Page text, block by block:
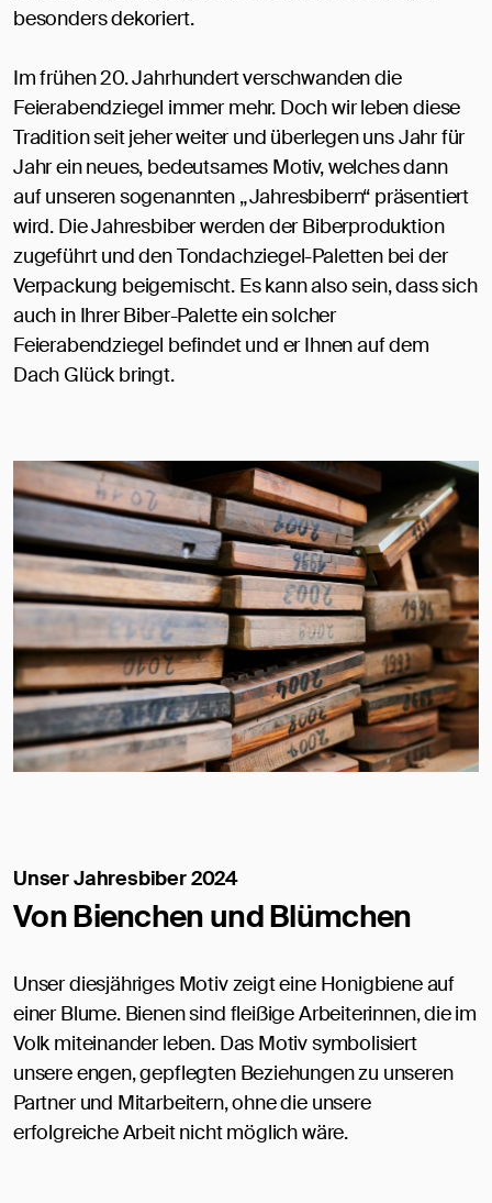
besonders dekoriert.
Im frühen 20. Jahrhundert verschwanden die
Feierabendziegel immer mehr. Doch wir leben diese
Tradition seit jeher weiter und überlegen uns Jahr für
Jahr ein neues, bedeutsames Motiv, welches dann
auf unseren sogenannten „Jahresbibern“ präsentiert
wird. Die Jahresbiber werden der Biberproduktion
zugeführt und den Tondachziegel-Paletten bei der
Verpackung beigemischt. Es kann also sein, dass sich
auch in Ihrer Biber-Palette ein solcher
Feierabendziegel befindet und er Ihnen auf dem
Dach Glück bringt.
Unser Jahresbiber 2024
Von Bienchen und Blümchen
Unser diesjähriges Motiv zeigt eine Honigbiene auf
einer Blume. Bienen sind fleißige Arbeiterinnen, die im
Volk miteinander leben. Das Motiv symbolisiert
unsere engen, gepflegten Beziehungen zu unseren
Partner und Mitarbeitern, ohne die unsere
erfolgreiche Arbeit nicht möglich wäre.